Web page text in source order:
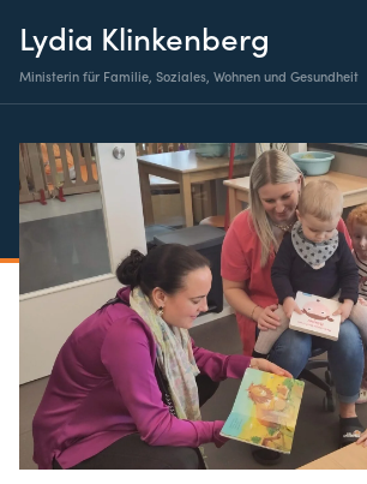
Lydia Klinkenberg
Ministerin für Familie, Soziales, Wohnen und Gesundheit